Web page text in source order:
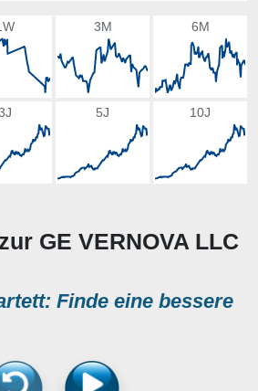
3M 6M
5J 10J
GE VERNOVA LLC
Finde eine bessere